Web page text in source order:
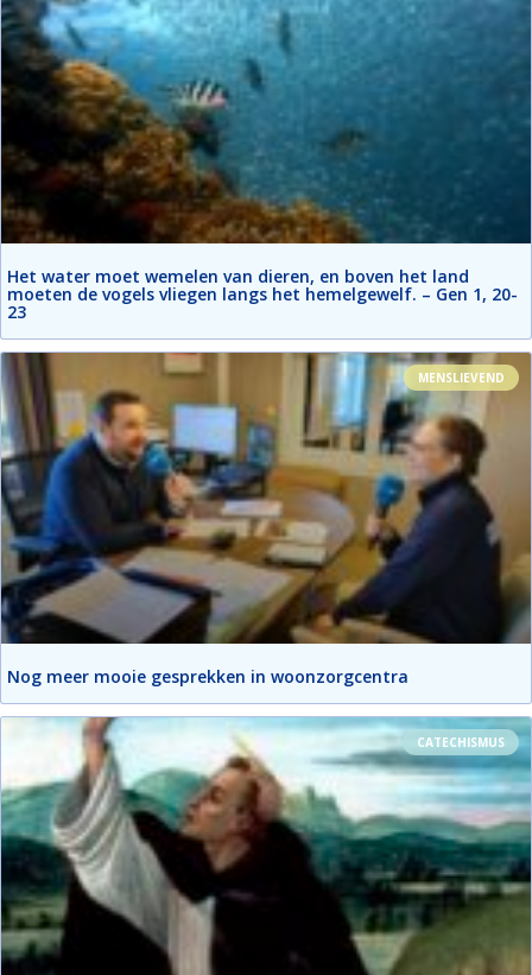
Het water moet wemelen van dieren, en boven het land
moeten de vogels vliegen langs het hemelgewelf. – Gen 1, 20-
23
MENSLIEVEND
Nog meer mooie gesprekken in woonzorgcentra
CATECHISMUS